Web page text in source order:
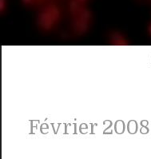
Février 2008